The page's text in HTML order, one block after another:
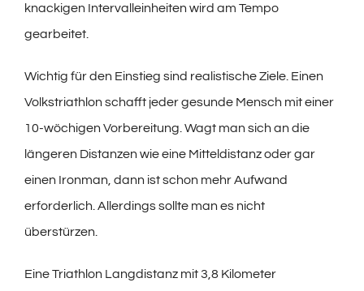
knackigen Intervalleinheiten wird am Tempo
gearbeitet.
Wichtig für den Einstieg sind realistische Ziele. Einen
Volkstriathlon schafft jeder gesunde Mensch mit einer
10-wöchigen Vorbereitung. Wagt man sich an die
längeren Distanzen wie eine Mitteldistanz oder gar
einen Ironman, dann ist schon mehr Aufwand
erforderlich. Allerdings sollte man es nicht
überstürzen.
Eine Triathlon Langdistanz mit 3,8 Kilometer